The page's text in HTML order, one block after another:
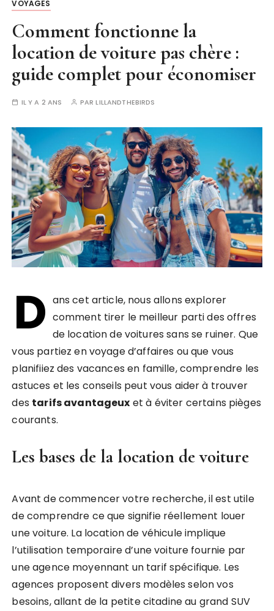
VOYAGES
Comment fonctionne la
location de voiture pas chère :
guide complet pour économiser
IL Y A 2 ANS PARLILLANDTHEBIRDS
D ans cet article, nous allons explorer
comment tirer le meilleur parti des offres
de location de voitures sans se ruiner. Que
vous partiez en voyage d’affaires ou que vous
planifiiez des vacances en famille, comprendre les
astuces et les conseils peut vous aider à trouver
des tarifs avantageux et à éviter certains pièges
courants.
Les bases de la location de voiture
Avant de commencer votre recherche, il est utile
de comprendre ce que signifie réellement louer
une voiture. La location de véhicule implique
l’utilisation temporaire d’une voiture fournie par
une agence moyennant un tarif spécifique. Les
agences proposent divers modèles selon vos
besoins, allant de la petite citadine au grand SUV